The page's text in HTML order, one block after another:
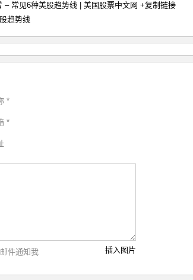
– 常见6种美股趋势线 | 美国股票中文网 +复制链接
趋势线
*
*
插入图片
件通知我